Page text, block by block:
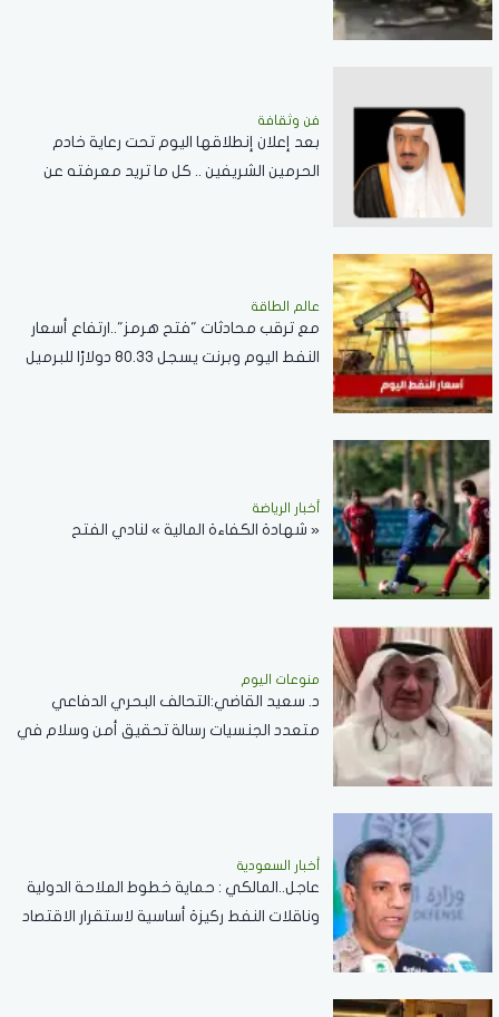
فن وثقافة
بعد إعلان إنطلاقها اليوم تحت رعاية خادم
الحرمين الشريفين .. كل ما تريد معرفته عن
عالم الطاقة
مع ترقب محادثات "فتح هرمز"..ارتفاع أسعار
النفط اليوم وبرنت يسجل 80.33 دولارًا للبرميل
أخبار الرياضة
« شهادة الكفاءة المالية » لنادي الفتح
منوعات اليوم
د. سعيد القاضي:التحالف البحري الدفاعي
متعدد الجنسيات رسالة تحقيق أمن وسلام في
أخبار السعودية
عاجل..المالكي : حماية خطوط الملاحة الدولية
وناقلات النفط ركيزة أساسية لاستقرار الاقتصاد